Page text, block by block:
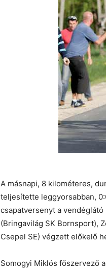
A másnapi, 8 kilométeres,
teljesítette leggyorsabban,
csapatversenyt a
(Bringavilág SK Bornsport),
Csepel SE) végzett előkelő
Somogyi Miklós főszervező